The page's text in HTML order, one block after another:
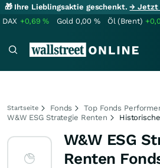
🎁 Ihre Lieblingsaktie geschenkt.→ Jetzt
DAX +0,69% Gold 0,00 % Öl (Brent)
Startseite Fonds
Top Fonds
W&W ESG Strategie Renten
W&W ESG
Renten